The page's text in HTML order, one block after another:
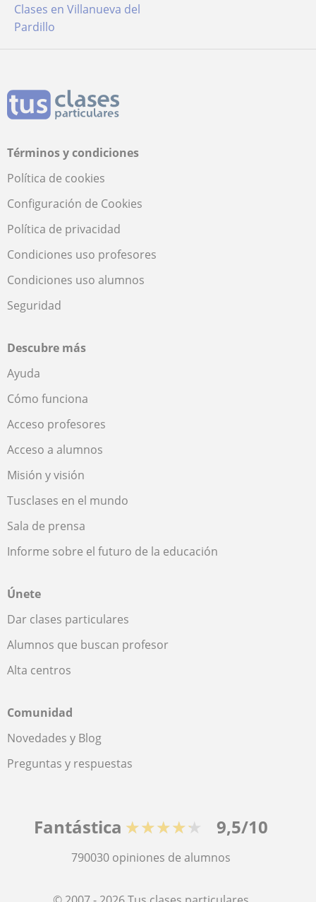
Clases en Villanueva del
Pardillo
Términos y condiciones
Política de cookies
Configuración de Cookies
Política de privacidad
Condiciones uso profesores
Condiciones uso alumnos
Seguridad
Descubre más
Ayuda
Cómo funciona
Acceso profesores
Acceso a alumnos
Misión y visión
Tusclases en el mundo
Sala de prensa
Informe sobre el futuro de la educación
Únete
Dar clases particulares
Alumnos que buscan profesor
Alta centros
Comunidad
Novedades y Blog
Preguntas y respuestas
Fantástica ★★★★★ 9,5/10
790030 opiniones de alumnos